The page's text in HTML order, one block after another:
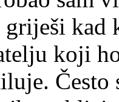
kad
koji
Često